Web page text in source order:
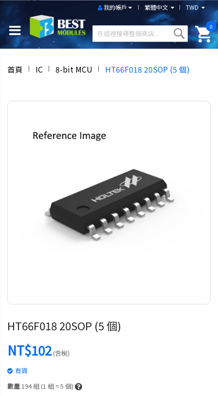
TWD
繁體中文
我的帳戶
0
首頁 IC 8-bit MCU HT66F018 20SOP (5 個)
HT66F018 20SOP (5 個)
NT$102(含稅)
有貨
數量194組 (1 組 = 5 個)